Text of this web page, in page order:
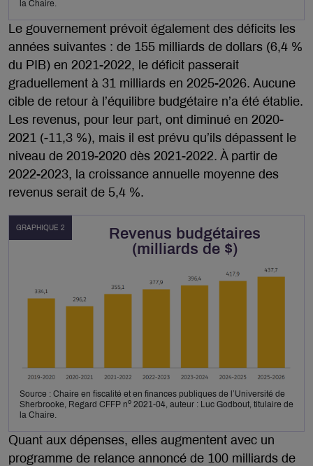
la Chaire.
Le gouvernement prévoit également des déficits les
années suivantes : de 155 milliards de dollars (6,4 %
du PIB) en 2021-2022, le déficit passerait
graduellement à 31 milliards en 2025-2026. Aucune
cible de retour à l’équilibre budgétaire n’a été établie.
Les revenus, pour leur part, ont diminué en 2020-
2021 (-11,3 %), mais il est prévu qu’ils dépassent le
niveau de 2019-2020 dès 2021-2022. À partir de
2022-2023, la croissance annuelle moyenne des
revenus serait de 5,4 %.
GRAPHIQUE 2
Revenus budgétaires
(milliards de $)
Source : Chaire en fiscalité et en finances publiques de l’Université de
Sherbrooke, Regard CFFP no 2021-04, auteur : Luc Godbout, titulaire de
la Chaire.
Quant aux dépenses, elles augmentent avec un
programme de relance annoncé de 100 milliards de